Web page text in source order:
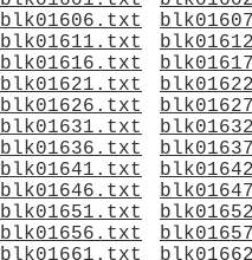
blk01606.txt
blk01611.txt
blk01616.txt
blk01621.txt
blk01626.txt
blk01631.txt
blk01636.txt
blk01641.txt
blk01646.txt
blk01651.txt
blk01656.txt
blk01661.txt